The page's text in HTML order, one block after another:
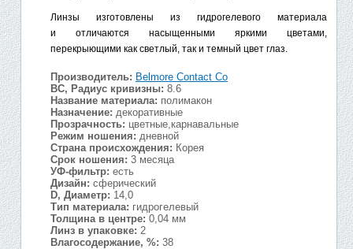
Линзы изготовлены из гидрогелевого материала
и отличаются насыщенными яркими цветами,
перекрыющими как светлый, так и темный цвет глаз.
Производитель: Belmore Contact Co
BC, Радиус кривизны: 8.6
Название материала: полимакон
Назначение: декоративные
Прозрачность: цветные,карнавальные
Режим ношения: дневной
Страна происхождения: Корея
Срок ношения: 3 месяца
УФ-фильтр: есть
Дизайн: сферический
D, Диаметр: 14,0
Тип материала: гидрогелевый
Толщина в центре: 0,04 мм
Линз в упаковке: 2
Влагосодержание, %: 38